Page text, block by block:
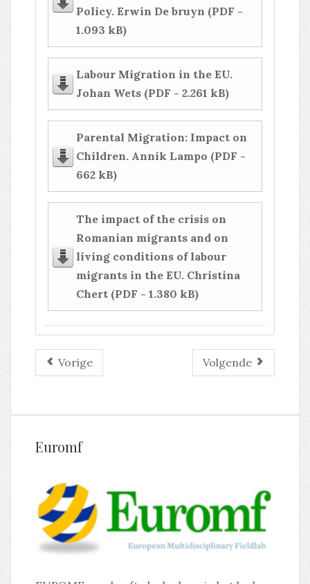
Policy. Erwin De bruyn (PDF -
1.093 kB)
Labour Migration in the EU.
Johan Wets (PDF - 2.261 kB)
Parental Migration: Impact on
Children. Annik Lampo (PDF -
662 kB)
The impact of the crisis on
Romanian migrants and on
living conditions of labour
migrants in the EU. Christina
Chert (PDF - 1.380 kB)
Vorige Volgende
Euromf